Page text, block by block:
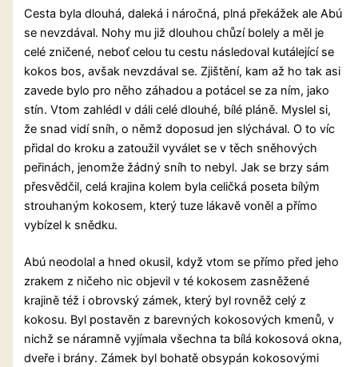
Cesta byla dlouhá, daleká i náročná, plná překážek ale Abú
se nevzdával. Nohy mu již dlouhou chůzí bolely a měl je
celé zničené, neboť celou tu cestu následoval kutálející se
kokos bos, avšak nevzdával se. Zjištění, kam až ho tak asi
zavede bylo pro něho záhadou a potácel se za ním, jako
stín. Vtom zahlédl v dáli celé dlouhé, bílé pláně. Myslel si,
že snad vidí sníh, o němž doposud jen slýchával. O to víc
přidal do kroku a zatoužil vyválet se v těch sněhových
peřinách, jenomže žádný sníh to nebyl. Jak se brzy sám
přesvědčil, celá krajina kolem byla celičká poseta bílým
strouhaným kokosem, který tuze lákavě voněl a přímo
vybízel k snědku.
Abú neodolal a hned okusil, když vtom se přímo před jeho
zrakem z ničeho nic objevil v té kokosem zasněžené
krajině též i obrovský zámek, který byl rovněž celý z
kokosu. Byl postavěn z barevných kokosových kmenů, v
nichž se náramně vyjímala všechna ta bílá kokosová okna,
dveře i brány. Zámek byl bohatě obsypán kokosovými